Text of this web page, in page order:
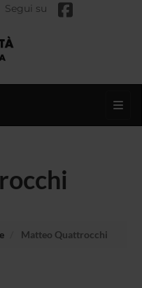
Segui su
Matteo Quattrocchi